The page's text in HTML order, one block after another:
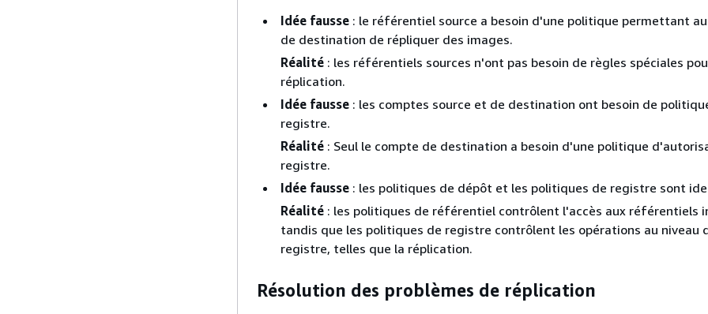
Idée fausse : le référentiel source a besoin d'une politique permettant
de destination de répliquer des images.
Réalité : les référentiels sources n'ont pas besoin de règles spéciales
réplication.
Idée fausse : les comptes source et de destination ont besoin de
registre.
Réalité : Seul le compte de destination a besoin d'une politique
registre.
Idée fausse : les politiques de dépôt et les politiques de registre sont
Réalité : les politiques de référentiel contrôlent l'accès aux référentiels
tandis que les politiques de registre contrôlent les opérations au niveau
registre, telles que la réplication.
Résolution des problèmes de réplication